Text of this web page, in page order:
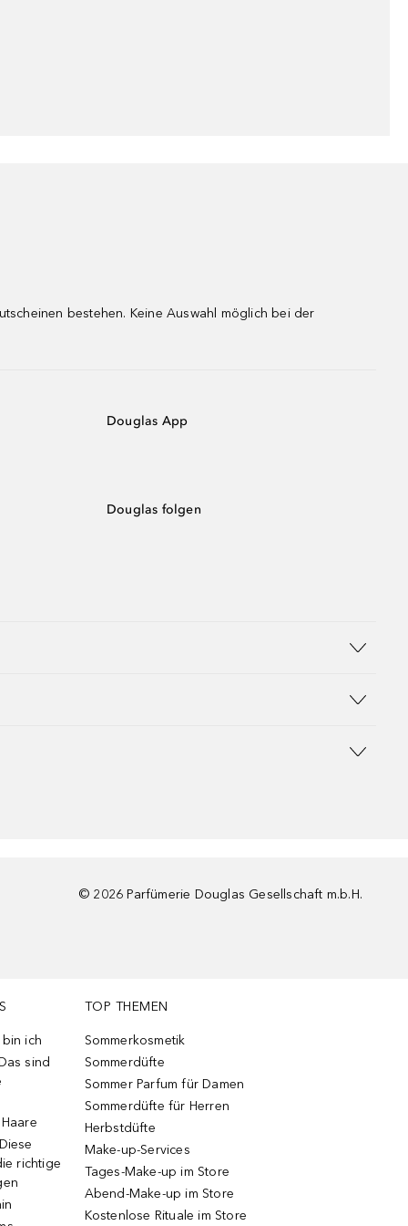
bestehen. Keine Auswahl möglich bei der
Douglas App
Douglas folgen
© 2026 Parfümerie Douglas Gesellschaft m.b.H.
ich
sind
richtige
TOP THEMEN
Sommerkosmetik
Sommerdüfte
Sommer Parfum für Damen
Sommerdüfte für Herren
Herbstdüfte
Make-up-Services
Tages-Make-up im Store
Abend-Make-up im Store
Kostenlose Rituale im Store